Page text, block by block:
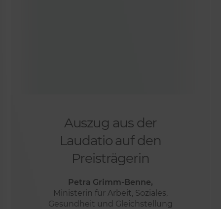
Auszug aus der
Laudatio auf den
Preisträgerin
Petra Grimm-Benne,
Ministerin für Arbeit, Soziales,
Gesundheit und Gleichstellung